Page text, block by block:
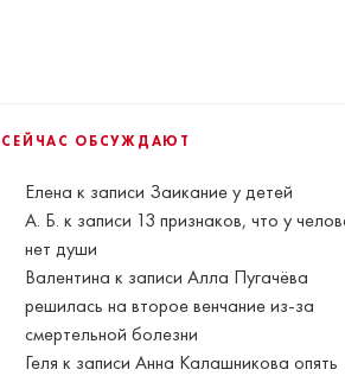
СЕЙЧАС ОБСУЖДАЮТ
Елена к записи Заикание у детей
А. Б. к записи 13 признаков, что у
нет души
Валентина к записиАлла Пугачёва
решилась на второе венчание из-за
смертельной болезни
Геля к записиАнна Калашникова опять